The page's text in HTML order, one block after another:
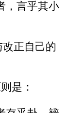
，言乎其小
改正自己的
是：